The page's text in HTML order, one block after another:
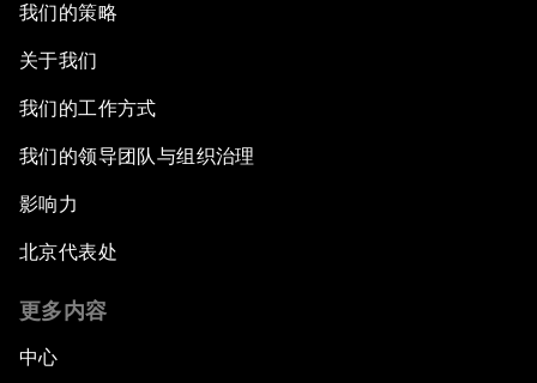
我们的策略
关于我们
我们的工作方式
我们的领导团队与组织治理
影响力
北京代表处
更多内容
中心